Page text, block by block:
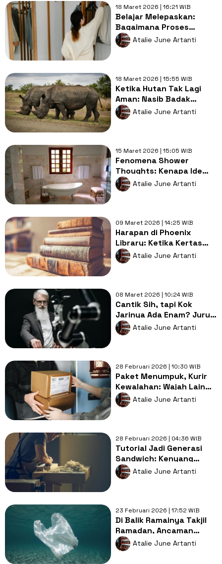
18 Maret 2026 | 16:21 WIB
Belajar Melepaskan:
Bagaimana Proses
Decluttering
Mengajarkan Kita Hidup
Atalie June Artanti
18 Maret 2026 | 15:55 WIB
Ketika Hutan Tak Lagi
Aman: Nasib Badak
Kalimantan Kini di Ujung
Tanduk Harapan
Atalie June Artanti
15 Maret 2026 | 15:05 WIB
Fenomena Shower
Thoughts: Kenapa Ide
Cemerlang Muncul Pas
Lagi Sabunan?
Atalie June Artanti
09 Maret 2026 | 14:25 WIB
Harapan di Phoenix
Library: Ketika Kertas
Lebih Galak daripada
Rudal
Atalie June Artanti
08 Maret 2026 | 10:24 WIB
Cantik Sih, tapi Kok
Jarinya Ada Enam? Jurus
Jitu Kenali Foto "Glow
Up" Jalur AI
Atalie June Artanti
28 Februari 2026 | 10:30 WIB
Paket Menumpuk, Kurir
Kewalahan: Wajah Lain
Ramadan Jelang Lebaran
Atalie June Artanti
28 Februari 2026 | 04:36 WIB
Tutorial Jadi Generasi
Sandwich: Kenyang
Makan Hati, Dompet Diet
Ketat
Atalie June Artanti
23 Februari 2026 | 17:52 WIB
Di Balik Ramainya Takjil
Ramadan, Ancaman
Sampah Sekali Pakai
Meningkat
Atalie June Artanti